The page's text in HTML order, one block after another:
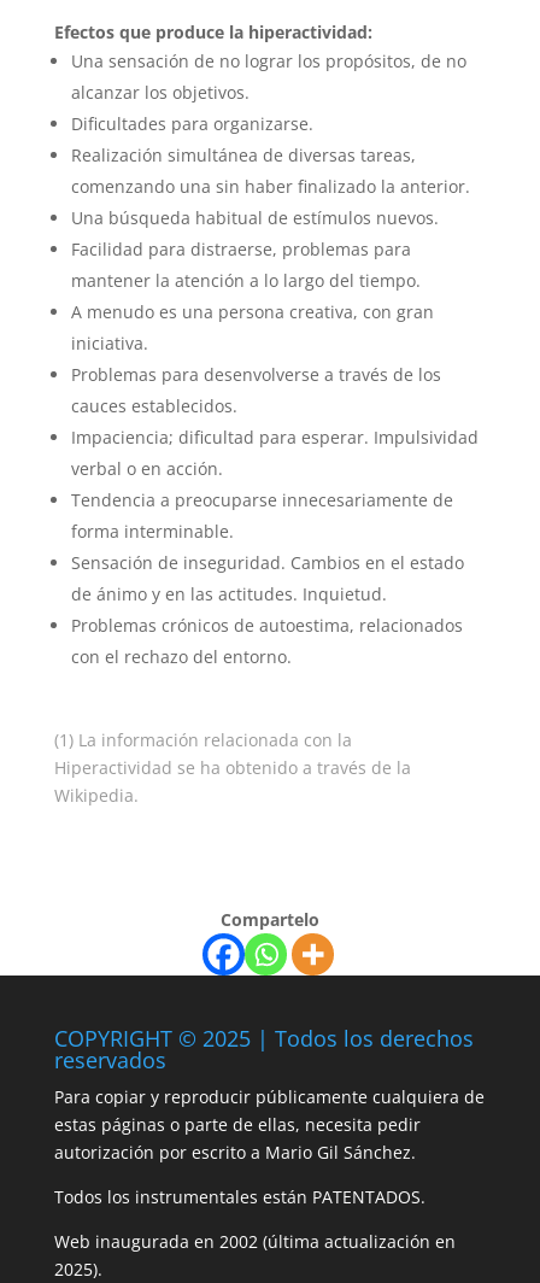
Efectos que produce la hiperactividad:
Una sensación de no lograr los propósitos, de no
alcanzar los objetivos.
Dificultades para organizarse.
Realización simultánea de diversas tareas,
comenzando una sin haber finalizado la anterior.
Una búsqueda habitual de estímulos nuevos.
Facilidad para distraerse, problemas para
mantener la atención a lo largo del tiempo.
A menudo es una persona creativa, con gran
iniciativa.
Problemas para desenvolverse a través de los
cauces establecidos.
Impaciencia; dificultad para esperar. Impulsividad
verbal o en acción.
Tendencia a preocuparse innecesariamente de
forma interminable.
Sensación de inseguridad. Cambios en el estado
de ánimo y en las actitudes. Inquietud.
Problemas crónicos de autoestima, relacionados
con el rechazo del entorno.
(1) La información relacionada con la
Hiperactividad se ha obtenido a través de la
Wikipedia.
Compartelo
COPYRIGHT © 2025 | Todos los derechos
reservados
Para copiar y reproducir públicamente cualquiera de
estas páginas o parte de ellas, necesita pedir
autorización por escrito a Mario Gil Sánchez.
Todos los instrumentales están PATENTADOS.
Web inaugurada en 2002 (última actualización en
2025).